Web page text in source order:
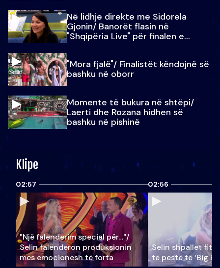
Në lidhje direkte me Sidorela
Gjonin/ Banorët flasin në
"Shqipëria Live" për finalen e
"Mora fjalë"/ Finalistët këndojnë së
bashku në oborr
Momente të bukura në shtëpi/
Laerti dhe Rozana hidhen së
bashku në pishinë
Klipe
02:57
"Një falenderim special për…"/
Selin falënderon produksionin
mes emocionesh të forta
02:56
Selin shpallet
të pestë të ‘Big